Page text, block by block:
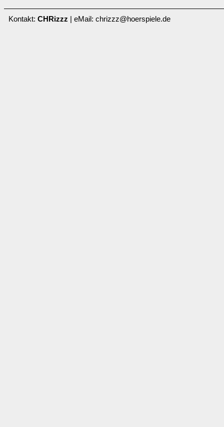
Kontakt: CHRizzz | eMail: chrizzz@hoerspiele.de